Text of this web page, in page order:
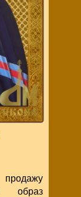
образ